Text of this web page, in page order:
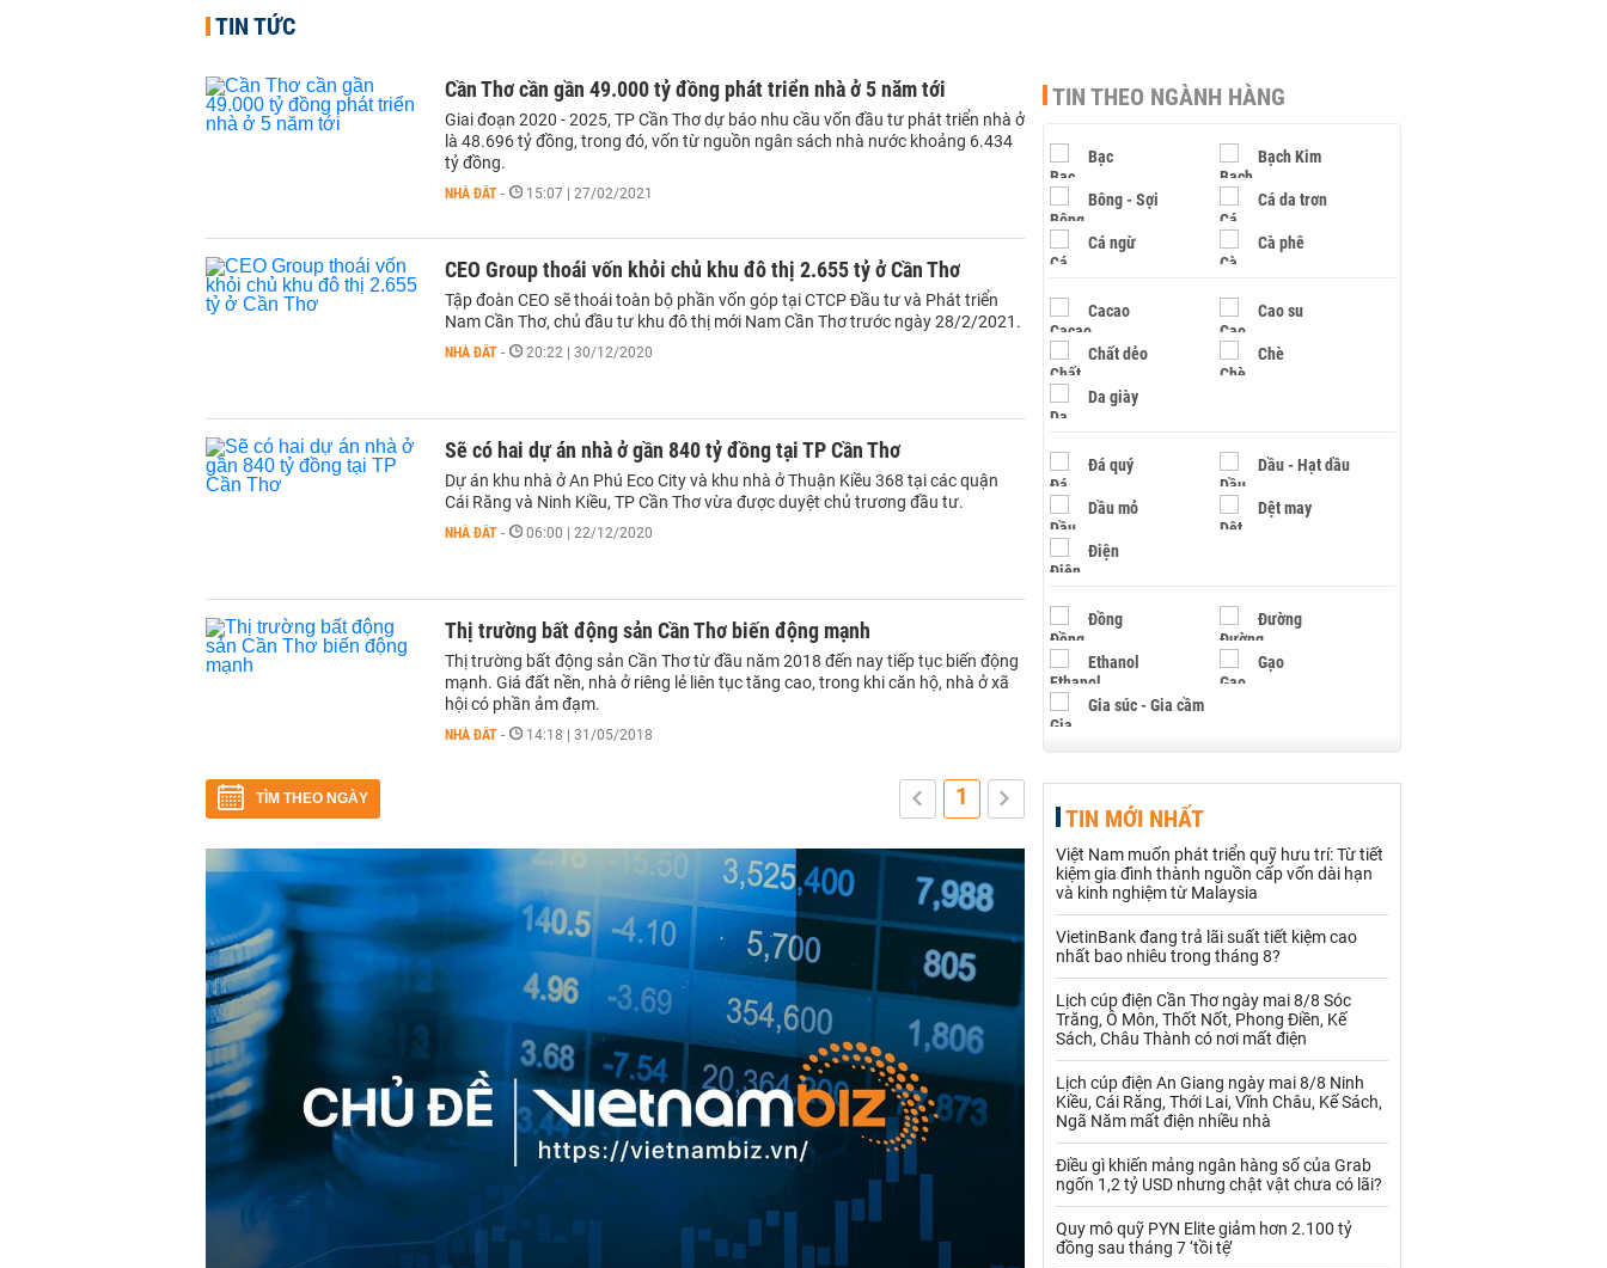
TIN TỨC
Cần Thơ cần gần 49.000 tỷ đồng phát triển nhà ở 5 năm tới
Giai đoạn 2020 - 2025, TP Cần Thơ dự báo nhu cầu vốn đầu tư phát triển nhà ở
là 48.696 tỷ đồng, trong đó, vốn từ nguồn ngân sách nhà nước khoảng 6.434
tỷ đồng.
NHÀ ĐẤT - 15:07 | 27/02/2021
CEO Group thoái vốn khỏi chủ khu đô thị 2.655 tỷ ở Cần Thơ
Tập đoàn CEO sẽ thoái toàn bộ phần vốn góp tại CTCP Đầu tư và Phát triển
Nam Cần Thơ, chủ đầu tư khu đô thị mới Nam Cần Thơ trước ngày 28/2/2021.
NHÀ ĐẤT - 20:22 | 30/12/2020
Sẽ có hai dự án nhà ở gần 840 tỷ đồng tại TP Cần Thơ
Dự án khu nhà ở An Phú Eco City và khu nhà ở Thuận Kiều 368 tại các quận
Cái Răng và Ninh Kiều, TP Cần Thơ vừa được duyệt chủ trương đầu tư.
NHÀ ĐẤT - 06:00 | 22/12/2020
Thị trường bất động sản Cần Thơ biến động mạnh
Thị trường bất động sản Cần Thơ từ đầu năm 2018 đến nay tiếp tục biến động
mạnh. Giá đất nền, nhà ở riêng lẻ liên tục tăng cao, trong khi căn hộ, nhà ở xã
hội có phần ảm đạm.
NHÀ ĐẤT - 14:18 | 31/05/2018
TÌM THEO NGÀY 1
TIN THEO NGÀNH HÀNG
Bạc Bạch Kim
Bông - Sợi Cá da trơn
Cá ngừ Cà phê
Cacao Cao su
Chất dẻo Chè
Da giày
Đá quý Dầu - Hạt dầu
Dầu mỏ Dệt may
Điện
Đồng Đường
Ethanol Gạo
Gia súc - Gia cầm
Hạt điều
Khí đốt
Kim loại khác Mắc ca
Nhựa - Hạt nhựa
Palladium Phân bón
Rau - Củ -Quả Sắt thép
Sữa
Than Thức ăn chăn nuôi
TIN MỚI NHẤT
Việt Nam muốn phát triển quỹ hưu trí: Từ tiết
kiệm gia đình thành nguồn cấp vốn dài hạn
và kinh nghiệm từ Malaysia
VietinBank đang trả lãi suất tiết kiệm cao
nhất bao nhiêu trong tháng 8?
Lịch cúp điện Cần Thơ ngày mai 8/8 Sóc
Trăng, Ô Môn, Thốt Nốt, Phong Điền, Kế
Sách, Châu Thành có nơi mất điện
Lịch cúp điện An Giang ngày mai 8/8 Ninh
Kiều, Cái Răng, Thới Lai, Vĩnh Châu, Kế Sách,
Ngã Năm mất điện nhiều nhà
Điều gì khiến mảng ngân hàng số của Grab
ngốn 1,2 tỷ USD nhưng chật vật chưa có lãi?
Quy mô quỹ PYN Elite giảm hơn 2.100 tỷ
đồng sau tháng 7 ‘tồi tệ’